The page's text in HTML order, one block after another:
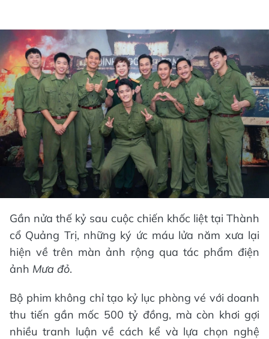
Gần nửa thế kỷ sau cuộc chiến khốc liệt tại Thành
cổ Quảng Trị, những ký ức máu lửa năm xưa lại
hiện về trên màn ảnh rộng qua tác phẩm điện
ảnh Mưa đỏ.
Bộ phim không chỉ tạo kỷ lục phòng vé với doanh
thu tiến gần mốc 500 tỷ đồng, mà còn khơi gợi
nhiều tranh luận về cách kể và lựa chọn nghệ